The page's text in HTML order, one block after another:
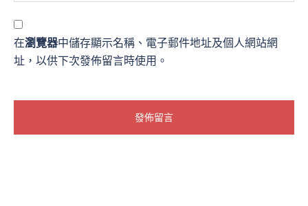
在瀏覽器中儲存顯示名稱、電子郵件地址及個人網站網
址，以供下次發佈留言時使用。